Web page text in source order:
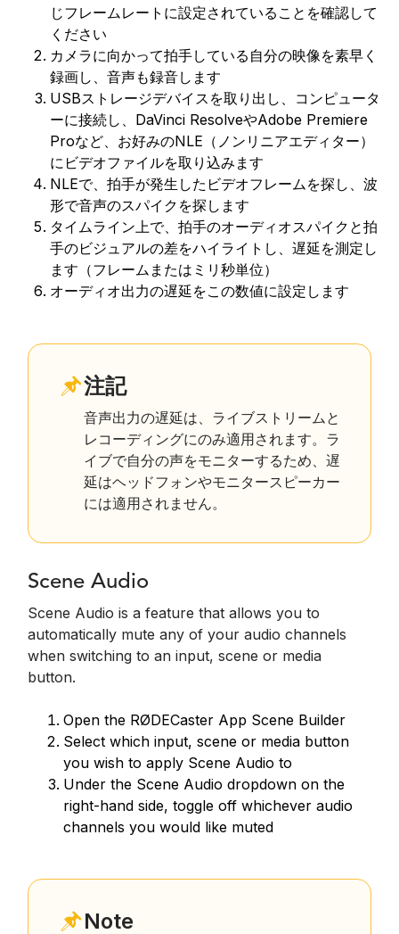
じフレームレートに設定されていることを確認して
ください
カメラに向かって拍手している自分の映像を素早く
録画し、音声も録音します
USBストレージデバイスを取り出し、コンピュータ
ーに接続し、DaVinci ResolveやAdobe Premiere
Proなど、お好みのNLE（ノンリニアエディター）
にビデオファイルを取り込みます
NLEで、拍手が発生したビデオフレームを探し、波
形で音声のスパイクを探します
タイムライン上で、拍手のオーディオスパイクと拍
手のビジュアルの差をハイライトし、遅延を測定し
ます（フレームまたはミリ秒単位）
オーディオ出力の遅延をこの数値に設定します
注記
音声出力の遅延は、ライブストリームと
レコーディングにのみ適用されます。ラ
イブで自分の声をモニターするため、遅
延はヘッドフォンやモニタースピーカー
には適用されません。
Scene Audio
Scene Audio is a feature that allows you to
automatically mute any of your audio channels
when switching to an input, scene or media
button.
Open the RØDECaster App Scene Builder
Select which input, scene or media button
you wish to apply Scene Audio to
Under the Scene Audio dropdown on the
right-hand side, toggle off whichever audio
channels you would like muted
Note